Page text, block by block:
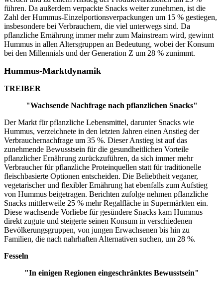
führen. Da außerdem verpackte Snacks weiter zunehmen, ist die
Zahl der Hummus-Einzelportionsverpackungen um 15 % gestiegen,
insbesondere bei Verbrauchern, die viel unterwegs sind. Da
pflanzliche Ernährung immer mehr zum Mainstream wird, gewinnt
Hummus in allen Altersgruppen an Bedeutung, wobei der Konsum
bei den Millennials und der Generation Z um 28 % zunimmt.
Hummus-Marktdynamik
TREIBER
"Wachsende Nachfrage nach pflanzlichen Snacks"
Der Markt für pflanzliche Lebensmittel, darunter Snacks wie
Hummus, verzeichnete in den letzten Jahren einen Anstieg der
Verbrauchernachfrage um 35 %. Dieser Anstieg ist auf das
zunehmende Bewusstsein für die gesundheitlichen Vorteile
pflanzlicher Ernährung zurückzuführen, da sich immer mehr
Verbraucher für pflanzliche Proteinquellen statt für traditionelle
fleischbasierte Optionen entscheiden. Die Beliebtheit veganer,
vegetarischer und flexibler Ernährung hat ebenfalls zum Aufstieg
von Hummus beigetragen. Berichten zufolge nehmen pflanzliche
Snacks mittlerweile 25 % mehr Regalfläche in Supermärkten ein.
Diese wachsende Vorliebe für gesündere Snacks kam Hummus
direkt zugute und steigerte seinen Konsum in verschiedenen
Bevölkerungsgruppen, von jungen Erwachsenen bis hin zu
Familien, die nach nahrhaften Alternativen suchen, um 28 %.
Fesseln
"In einigen Regionen eingeschränktes Bewusstsein"